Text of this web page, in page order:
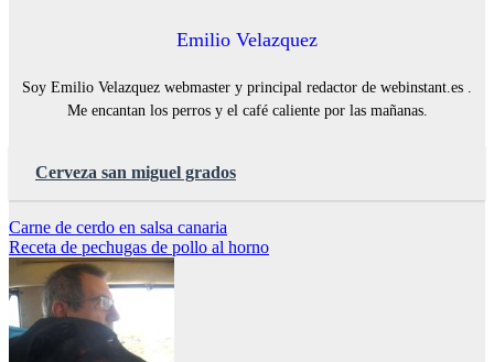
Emilio Velazquez
Soy Emilio Velazquez webmaster y principal redactor de webinstant.es .
Me encantan los perros y el café caliente por las mañanas.
Cerveza san miguel grados
Navegación
de
entradas
Carne de cerdo en salsa canaria
Receta de pechugas de pollo al horno